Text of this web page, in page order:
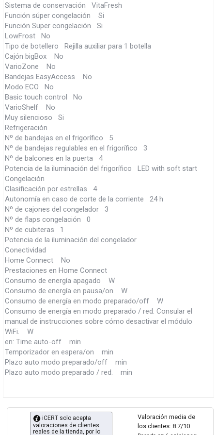
Sistema de conservación VitaFresh
Función súper congelación Si
Función Super congelación Si
LowFrost No
Tipo de botellero Rejilla auxiliar para 1 botella
Cajón bigBox No
VarioZone No
Bandejas EasyAccess No
Modo ECO No
Basic touch control No
VarioShelf No
Muy silencioso Si
Refrigeración
Nº de bandejas en el frigorífico 5
Nº de bandejas regulables en el frigorífico 3
Nº de balcones en la puerta 4
Potencia de la iluminación del frigorífico LED with soft start
Congelación
Clasificación por estrellas 4
Autonomía en caso de corte de la corriente 24 h
Nº de cajones del congelador 3
Nº de flaps congelación 0
Nº de cubiteras 1
Potencia de la iluminación del congelador
Conectividad
Home Connect No
Prestaciones en Home Connect
Consumo de energía apagado W
Consumo de energía en pausa/on W
Consumo de energía en modo preparado/off W
Consumo de energía en modo preparado / red. Consular el
manual de instrucciones sobre cómo desactivar el módulo
WiFi. W
en: Time auto-off min
Temporizador en espera/on min
Plazo auto modo preparado/off min
Plazo auto modo preparado / red. min
Valoración media de
los clientes: 8.7/10
iCERT solo acepta
valoraciones de clientes
reales de la tienda, por lo